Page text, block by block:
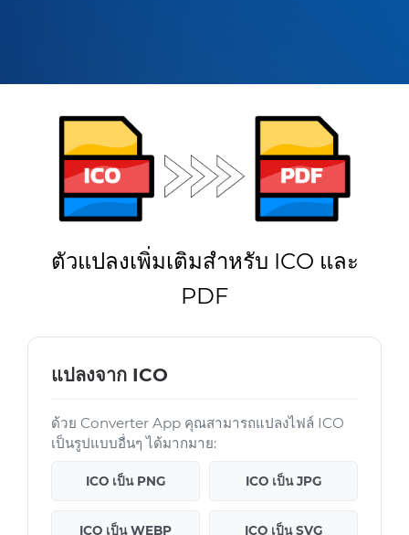
ตัวแปลงเพิ่มเติมสำหรับ ICO และ
PDF
แปลงจาก ICO
ด้วย Converter App คุณสามารถแปลงไฟล์ ICO
เป็นรูปแบบอื่นๆ ได้มากมาย:
ICO เป็น PNG ICO เป็น JPG
ICO เป็น WEBP ICO เป็น SVG